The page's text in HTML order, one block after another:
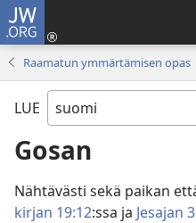
JW.ORG
Raamatun ymmärtämisen opas
LUE
Gosan
Nähtävästi sekä paikan
kirjan 19:12:ssa ja Jesajan